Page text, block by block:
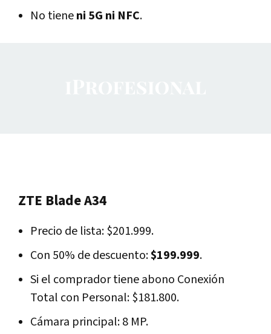
No tieneni 5G ni NFC.
ZTE Blade A34
Precio de lista: $201.999.
Con 50% de descuento:$199.999.
Si el comprador tiene abono Conexión
Total con Personal: $181.800.
Cámara principal: 8 MP.